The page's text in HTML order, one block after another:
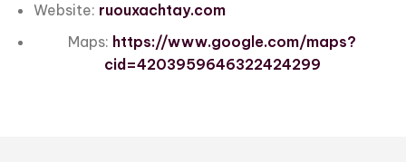
Website: ruouxachtay.com
Maps: https://www.google.com/maps?
cid=4203959646322424299